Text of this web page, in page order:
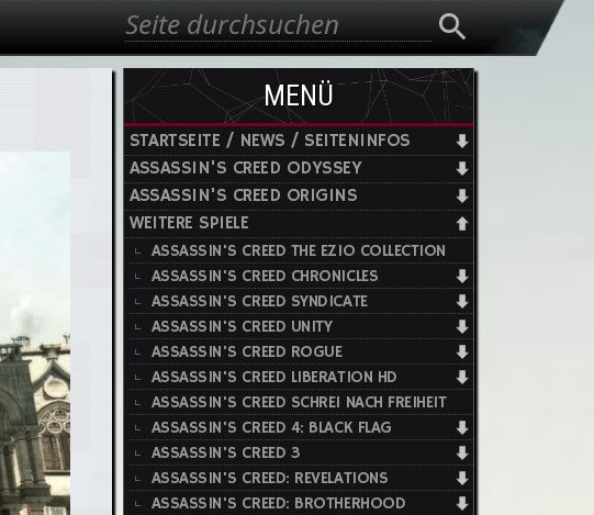
Suchformular
Suche
MENÜ
STARTSEITE / NEWS / SEITENINFOS
ASSASSIN'S CREED ODYSSEY
ASSASSIN'S CREED ORIGINS
WEITERE SPIELE
ASSASSIN'S CREED THE EZIO COLLECTION
ASSASSIN'S CREED CHRONICLES
ASSASSIN'S CREED SYNDICATE
ASSASSIN'S CREED UNITY
ASSASSIN'S CREED ROGUE
ASSASSIN'S CREED LIBERATION HD
ASSASSIN'S CREED SCHREI NACH FREIHEIT
ASSASSIN'S CREED 4: BLACK FLAG
ASSASSIN'S CREED 3
ASSASSIN'S CREED: REVELATIONS
ASSASSIN'S CREED: BROTHERHOOD